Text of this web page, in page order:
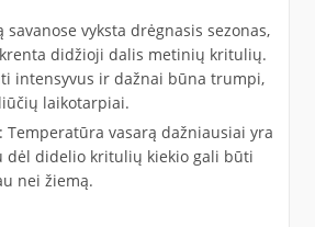
savanose vyksta drėgnasis sezonas,
didžioji dalis metinių kritulių.
intensyvus ir dažnai būna trumpi,
laikotarpiai.
Temperatūra vasarą dažniausiai yra
dėl didelio kritulių kiekio gali būti
nei žiemą.